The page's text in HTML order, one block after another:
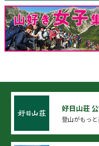
好日山荘
登山がもっ